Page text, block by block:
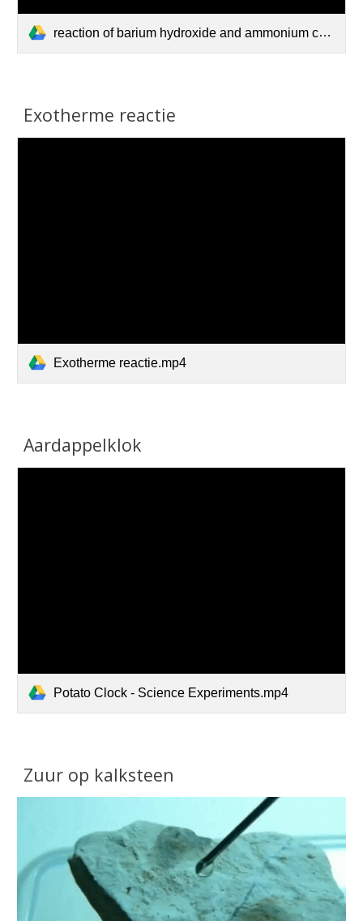
reaction of barium hydroxide and ammonium chloride.mp4
Exotherme reactie
Exotherme reactie.mp4
Aardappelklok
Potato Clock - Science Experiments.mp4
Zuur op kalksteen